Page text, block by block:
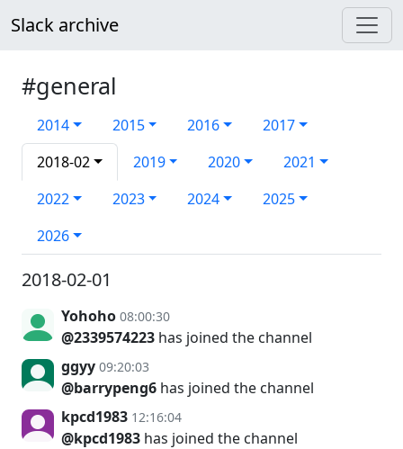
Slack archive
#general
2014 2015 2016
2017
2018-02
2019 2020
2021
2022
2023 2024
2025
2026
2018-02-01
Yohoho 08:00:30
@2339574223 has joined the channel
ggyy 09:20:03
@barrypeng6 has joined the channel
kpcd1983 12:16:04
@kpcd1983 has joined the channel